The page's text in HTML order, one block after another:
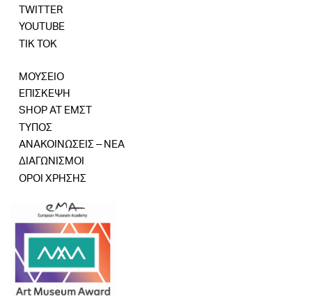
TWITTER
YOUTUBE
TIK TOK
ΜΟΥΣΕΙΟ
ΕΠΙΣΚΕΨΗ
SHOP AT ΕΜΣΤ
ΤΥΠΟΣ
ΑΝΑΚΟΙΝΩΣΕΙΣ – ΝΕΑ
ΔΙΑΓΩΝΙΣΜΟΙ
ΟΡΟΙ ΧΡΗΣΗΣ